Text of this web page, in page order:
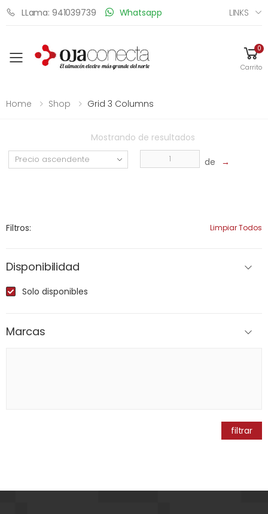
LLama: 941039739 Whatsapp LINKS
Toggle mobile menu
0
Carrito
Home Shop Grid 3 Columns
Mostrando de resultados
de →
Filtros: Limpiar Todos
Disponibilidad
Solo disponibles
Marcas
filtrar